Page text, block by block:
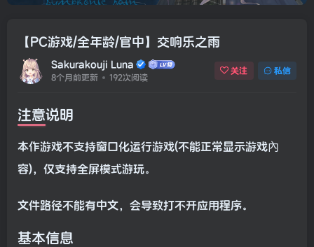
【PC游戏/全年龄/官中】交响乐之雨
Sakurakouji Luna
8个月前更新 192次阅读
关注 私信
注意说明
本作游戏不支持窗口化运行游戏(不能正常显示游戏內
容)，仅支持全屏模式游玩。
文件路径不能有中文，会导致打不开应用程序。
基本信息